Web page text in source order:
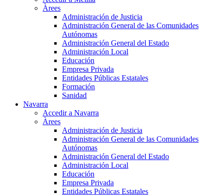
Àrees
Administración de Justicia
Administración General de las Comunidades
Autónomas
Administración General del Estado
Administración Local
Educación
Empresa Privada
Entidades Públicas Estatales
Formación
Sanidad
Navarra
Accedir a Navarra
Àrees
Administración de Justicia
Administración General de las Comunidades
Autónomas
Administración General del Estado
Administración Local
Educación
Empresa Privada
Entidades Públicas Estatales